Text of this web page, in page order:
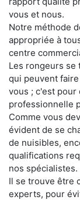
vous et nous.
Notre méthode
appropriée à
centre
Les rongeurs se
qui peuvent
vous ; c'est pour
professionnelle
Comme vous
évident de se
de nuisibles,
qualifications
nos spécialistes.
Il se trouve être
experts, pour